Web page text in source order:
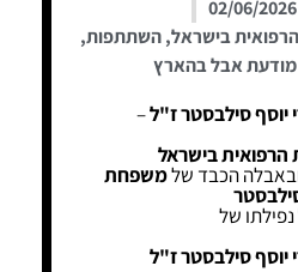
02/06/2026
בישראל,השתתפות,
אבל בהארץ
יוסף סילבסטר ז"ל–
בישראל
הכבד שלמשפחת
של
יוסף סילבסטר ז"ל